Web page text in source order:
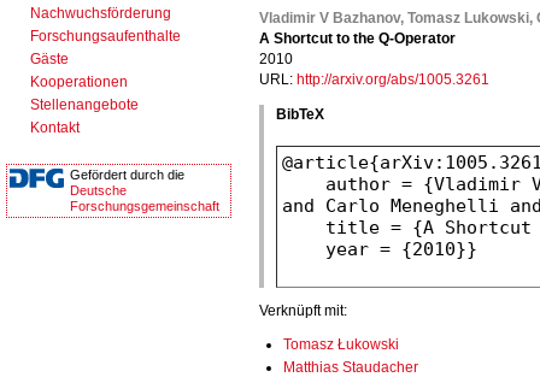
Nachwuchsförderung
Forschungsaufenthalte
Gäste
Kooperationen
Stellenangebote
Kontakt
Gefördert durch die
Deutsche
Forschungsgemeinschaft
Vladimir V Bazhanov, Tomasz
A Shortcut to the Q-Operator
2010
URL: http://arxiv.org/abs/1005.3261
BibTeX
Verknüpft mit:
Tomasz Łukowski
Matthias Staudacher